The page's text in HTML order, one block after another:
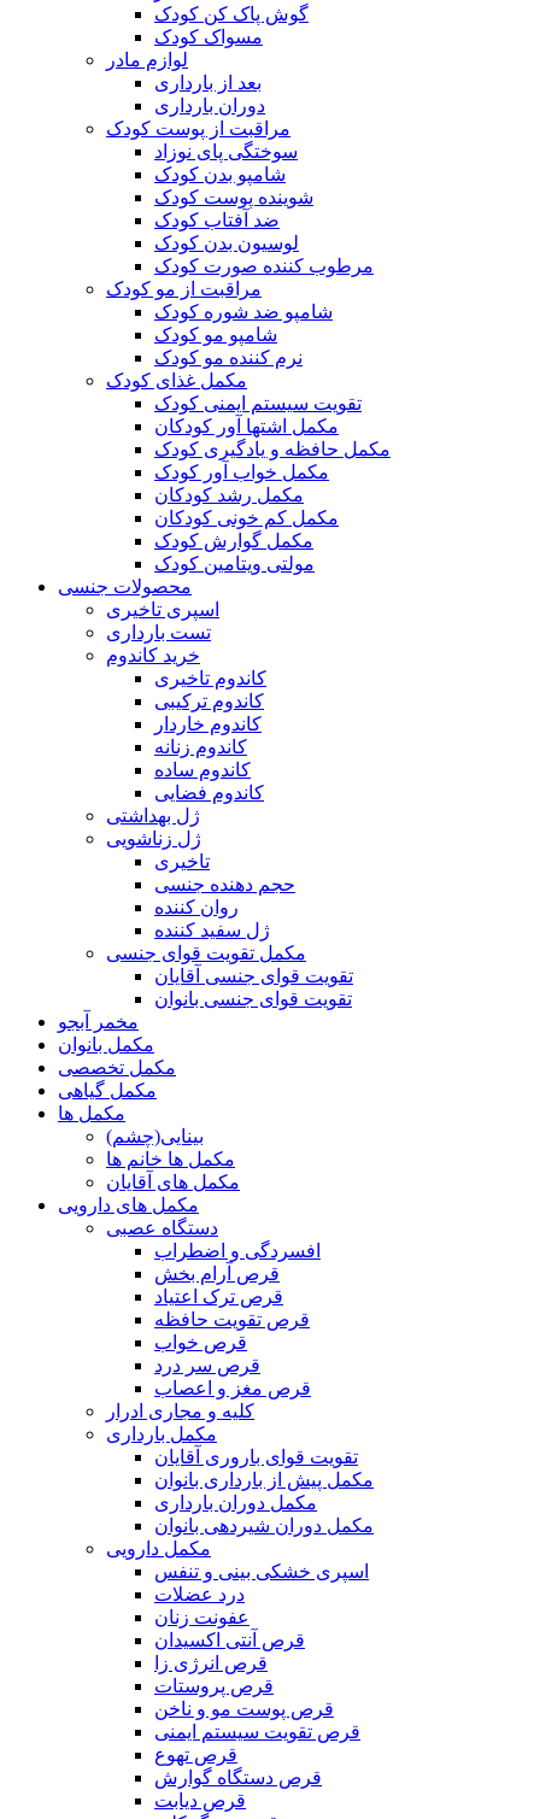
گوش پاک کن کودک
مسواک کودک
لوازم مادر
بعد از بارداری
دوران بارداری
مراقبت از پوست کودک
سوختگی پای نوزاد
شامپو بدن کودک
شوینده پوست کودک
ضد آفتاب کودک
لوسیون بدن کودک
مرطوب کننده صورت کودک
مراقبت از مو کودک
شامپو ضد شوره کودک
شامپو مو کودک
نرم کننده مو کودک
مکمل غذای کودک
تقویت سیستم ایمنی کودک
مکمل اشتها آور کودکان
مکمل حافظه و یادگیری کودک
مکمل خواب آور کودک
مکمل رشد کودکان
مکمل کم خونی کودکان
مکمل گوارش کودک
مولتی ویتامین کودک
محصولات جنسی
اسپری تاخیری
تست بارداری
خرید کاندوم
کاندوم تاخیری
کاندوم ترکیبی
کاندوم خاردار
کاندوم زنانه
کاندوم ساده
کاندوم فضایی
ژل بهداشتی
ژل زناشویی
تاخیری
حجم دهنده جنسی
روان کننده
ژل سفید کننده
مکمل تقویت قوای جنسی
تقویت قوای جنسی آقایان
تقویت قوای جنسی بانوان
مخمر آبجو
مکمل بانوان
مکمل تخصصی
مکمل گیاهی
مکمل ها
بینایی(چشم)
مکمل ها خانم ها
مکمل های آقایان
مکمل های دارویی
دستگاه عصبی
افسردگی و اضطراب
قرص آرام بخش
قرص ترک اعتیاد
قرص تقویت حافظه
قرص خواب
قرص سر درد
قرص مغز و اعصاب
کلیه و مجاری ادرار
مکمل بارداری
تقویت قوای باروری آقایان
مکمل پیش از بارداری بانوان
مکمل دوران بارداری
مکمل دوران شیردهی بانوان
مکمل دارویی
اسپری خشکی بینی و تنفس
درد عضلات
عفونت زنان
قرص آنتی اکسیدان
قرص انرژی زا
قرص پروستات
قرص پوست مو و ناخن
قرص تقویت سیستم ایمنی
قرص تهوع
قرص دستگاه گوارش
قرص دیابت